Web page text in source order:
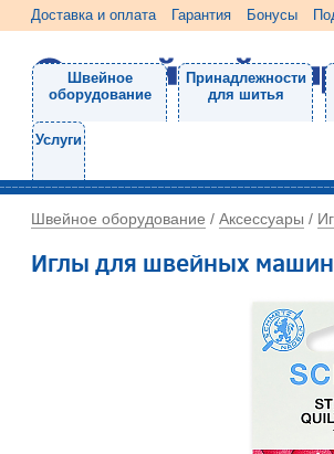
Доставка и оплата Гарантия Бонусы
Швейное
оборудование
Принадлежности
для шитья
Услуги
Швейное оборудование / Аксессуары /
Иглы для швейных